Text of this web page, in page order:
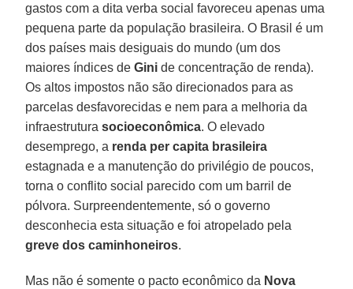
gastos com a dita verba social favoreceu apenas uma
pequena parte da população brasileira. O Brasil é um
dos países mais desiguais do mundo (um dos
maiores índices deGini de concentração de renda).
Os altos impostos não são direcionados para as
parcelas desfavorecidas e nem para a melhoria da
infraestruturasocioeconômica. O elevado
desemprego, a renda per capita brasileira
estagnada e a manutenção do privilégio de poucos,
torna o conflito social parecido com um barril de
pólvora. Surpreendentemente, só o governo
desconhecia esta situação e foi atropelado pela
greve dos caminhoneiros.
Mas não é somente o pacto econômico da Nova